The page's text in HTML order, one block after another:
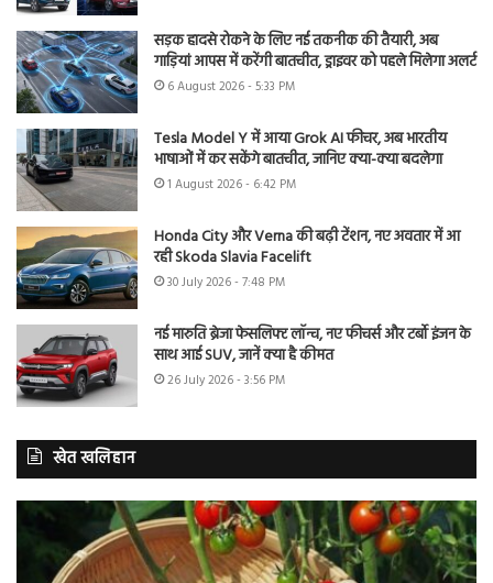
सड़क हादसे रोकने के लिए नई तकनीक की तैयारी, अब
गाड़ियां आपस में करेंगी बातचीत, ड्राइवर को पहले मिलेगा अलर्ट
6 August 2026 - 5:33 PM
Tesla Model Y में आया Grok AI फीचर, अब भारतीय
भाषाओं में कर सकेंगे बातचीत, जानिए क्या-क्या बदलेगा
1 August 2026 - 6:42 PM
Honda City और Verna की बढ़ी टेंशन, नए अवतार में आ
रही Skoda Slavia Facelift
30 July 2026 - 7:48 PM
नई मारुति ब्रेजा फेसलिफ्ट लॉन्च, नए फीचर्स और टर्बो इंजन के
साथ आई SUV, जानें क्या है कीमत
26 July 2026 - 3:56 PM
खेत खलिहान